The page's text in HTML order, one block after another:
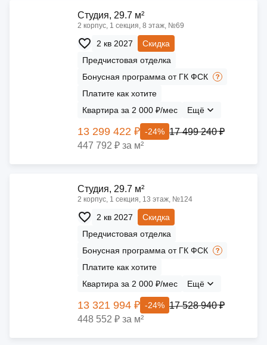
Cтудия, 29.7 м²
2 корпус, 1 секция, 8 этаж, №69
2 кв 2027
Скидка
Предчистовая отделка
Бонусная программа от ГК ФСК
Платите как хотите
Квартира за 2 000 ₽/мес
Ещё
13 299 422 ₽ -24% 17 499 240 ₽
447 792 ₽ за м²
Cтудия, 29.7 м²
2 корпус, 1 секция, 13 этаж, №124
2 кв 2027
Скидка
Предчистовая отделка
Бонусная программа от ГК ФСК
Платите как хотите
Квартира за 2 000 ₽/мес
Ещё
13 321 994 ₽ -24% 17 528 940 ₽
448 552 ₽ за м²